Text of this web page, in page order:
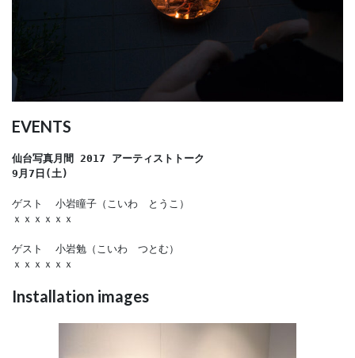
EVENTS
仙台写真月間 2017 アーティストトーク
9月7日(土)
ゲスト  小岩瞳子（こいわ　とうこ）
ｘｘｘｘｘｘ
ゲスト  小岩勉（こいわ　つとむ）
ｘｘｘｘｘｘ
Installation images